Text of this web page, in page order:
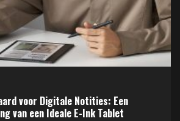
voor Digitale Notities: Een
van een Ideale E-Ink Tablet